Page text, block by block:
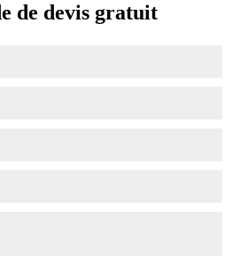
de devis gratuit